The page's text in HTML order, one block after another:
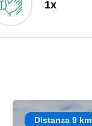
1x
Distanza 9 km